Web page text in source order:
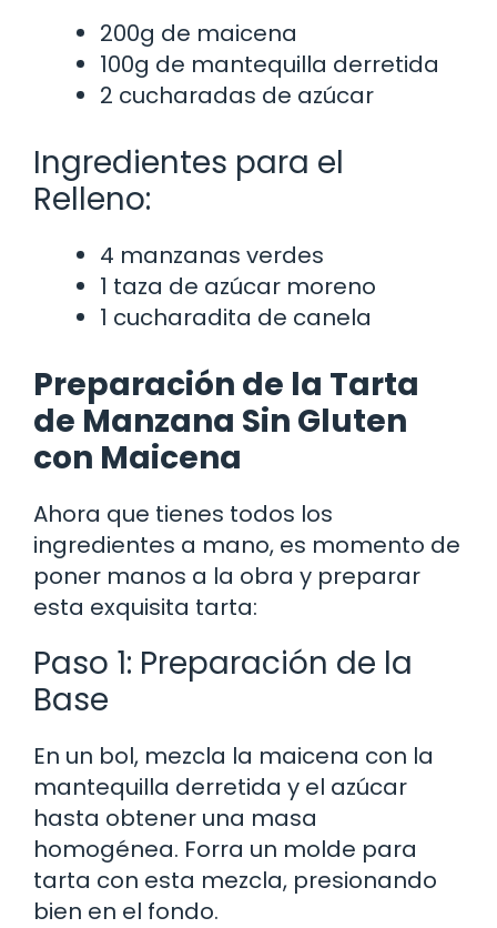
200g de maicena
100g de mantequilla derretida
2 cucharadas de azúcar
Ingredientes para el
Relleno:
4 manzanas verdes
1 taza de azúcar moreno
1 cucharadita de canela
Preparación de la Tarta
de Manzana Sin Gluten
con Maicena
Ahora que tienes todos los
ingredientes a mano, es momento de
poner manos a la obra y preparar
esta exquisita tarta:
Paso 1: Preparación de la
Base
En un bol, mezcla la maicena con la
mantequilla derretida y el azúcar
hasta obtener una masa
homogénea. Forra un molde para
tarta con esta mezcla, presionando
bien en el fondo.